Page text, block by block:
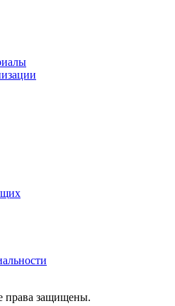
права защищены.